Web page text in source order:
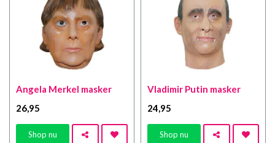
Angela Merkel masker
26,95
Shop nu
Vladimir Putin masker
24,95
Shop nu